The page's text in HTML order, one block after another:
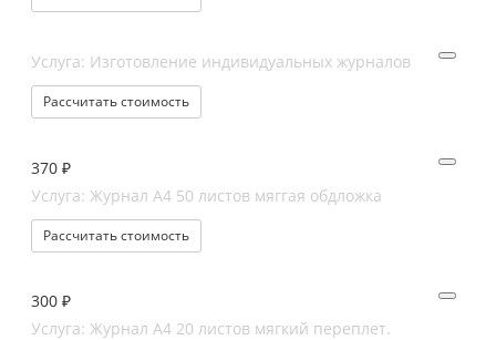
Услуга: Изготовление индивидуальных журналов
Рассчитать стоимость
370 ₽
Услуга: Журнал А4 50 листов мяггая обдложка
Рассчитать стоимость
300 ₽
Услуга: Журнал А4 20 листов мягкий переплет.